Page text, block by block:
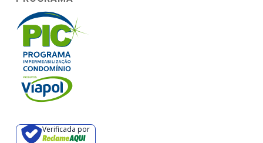
Verificada por